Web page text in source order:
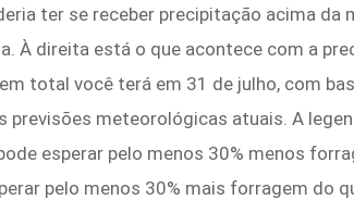
ter se receber precipitação acima da
À direita está o que acontece com a
total você terá em 31 de julho, com
previsões meteorológicas atuais. A
esperar pelo menos 30% menos
pelo menos 30% mais forragem do